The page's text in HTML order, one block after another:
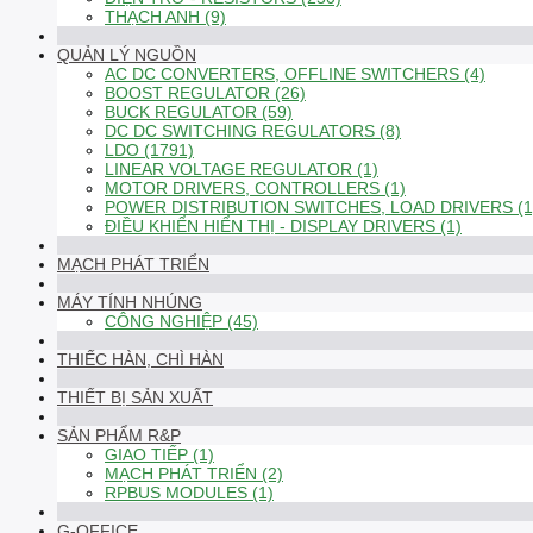
THẠCH ANH (9)
QUẢN LÝ NGUỒN
AC DC CONVERTERS, OFFLINE SWITCHERS (4)
BOOST REGULATOR (26)
BUCK REGULATOR (59)
DC DC SWITCHING REGULATORS (8)
LDO (1791)
LINEAR VOLTAGE REGULATOR (1)
MOTOR DRIVERS, CONTROLLERS (1)
POWER DISTRIBUTION SWITCHES, LOAD DRIVERS
ĐIỀU KHIỂN HIỂN THỊ - DISPLAY DRIVERS (1)
MẠCH PHÁT TRIỂN
MÁY TÍNH NHÚNG
CÔNG NGHIỆP (45)
THIẾC HÀN, CHÌ HÀN
THIẾT BỊ SẢN XUẤT
SẢN PHẨM R&P
GIAO TIẾP (1)
MẠCH PHÁT TRIỂN (2)
RPBUS MODULES (1)